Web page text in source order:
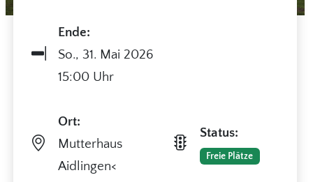
Ende:
So., 31. Mai 2026
15:00 Uhr
Ort:
Mutterhaus
Aidlingen<
Status:
Freie Plätze